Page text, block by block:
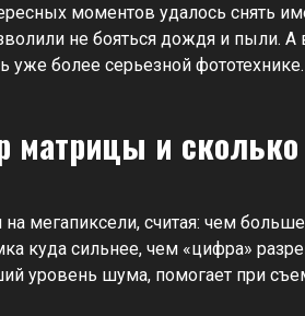
моментов удалось снять
не бояться дождя и пыли.
уже более серьезной
матрицы и
мегапиксели, считая: чем
куда сильнее, чем «цифра»
уровень шума, помогает при